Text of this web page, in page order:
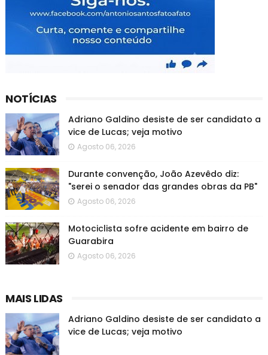
NOTÍCIAS
Adriano Galdino desiste de ser candidato a
vice de Lucas; veja motivo
Agosto 06, 2026
Durante convenção, João Azevêdo diz:
"serei o senador das grandes obras da PB"
Agosto 06, 2026
Motociclista sofre acidente em bairro de
Guarabira
Agosto 06, 2026
MAIS LIDAS
Adriano Galdino desiste de ser candidato a
vice de Lucas; veja motivo